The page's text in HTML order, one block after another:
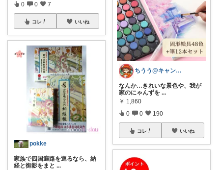
0 0 7
コレ いいね
pokke
家族で四国遍路を巡るなら、納
経と御影をまと ...
ちうう@キャンプとネコ様が好きです
なんか…きれいな景色や、我が
家のにゃんずを ...
￥ 1,860
0 0 190
コレ いいね